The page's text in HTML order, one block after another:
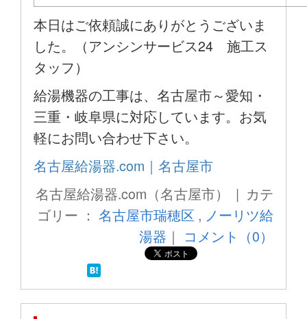
本日はご依頼誠にありがとうございま
した。（アンシンサービス24 施工ス
タッフ）
給湯機器の工事は、名古屋市～愛知・
三重・岐阜県に対応しています。お気
軽にお問い合わせ下さい。
名古屋給湯器.com｜名古屋市
名古屋給湯器.com（名古屋市） | カテ
ゴリー ： 名古屋市瑞穂区 , ノーリツ給
湯器 ｜ コメント（0）